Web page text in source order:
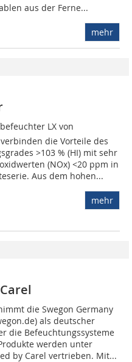
aus der Ferne...
mehr
LX von
die Vorteile des
>103 % (HI) mit sehr
(NOx) <20 ppm in
Aus dem hohen...
mehr
die Swegon Germany
als deutscher
die Befeuchtungssysteme
werden unter
by Carel vertrieben. Mit...